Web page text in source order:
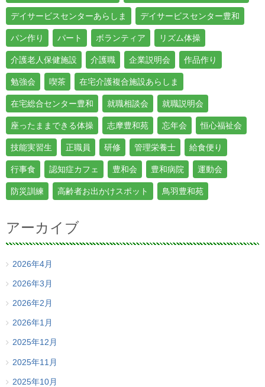
デイサービスセンターあらしま デイサービスセンター豊和
パン作り パート ボランティア リズム体操
介護老人保健施設 介護職 企業説明会 作品作り
勉強会 喫茶 在宅介護複合施設あらしま
在宅総合センター豊和 就職相談会 就職説明会
座ったままできる体操 志摩豊和苑 忘年会 恒心福祉会
技能実習生 正職員 研修 管理栄養士 給食便り
行事食 認知症カフェ 豊和会 豊和病院 運動会
防災訓練 高齢者お出かけスポット 鳥羽豊和苑
アーカイブ
2026年4月
2026年3月
2026年2月
2026年1月
2025年12月
2025年11月
2025年10月